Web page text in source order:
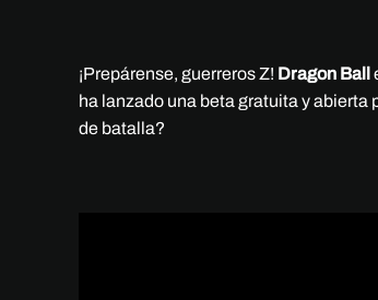
¡Prepárense, guerreros Z! Dragon Ball
ha lanzado una beta gratuita y
de batalla?